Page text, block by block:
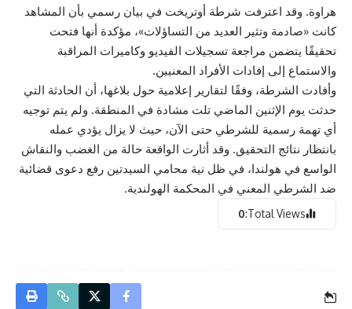
هراوة. وقد اعترفت شرطة أوتريخت في بيان رسمي بأن المشاهد
كانت «صادمة وتثير العديد من التساؤلات»، مؤكدة أنها فتحت
تحقيقًا يتضمن مراجعة تسجيلات الفيديو وكاميرات المراقبة
والاستماع إلى إفادات الأفراد المعنيين.
وأفادت الشرطة، وفقًا لتقارير إعلامية حول بلاغها، أن الحادثة التي
حدثت يوم الإثنين الماضي تلت مشادة في المنطقة. ولم يتم توجيه
أي تهمة رسمية للشرطي حتى الآن، حيث لا يزال يؤدي عمله
بانتظار نتائج التحقيق. وقد أثارت الواقعة حالة من الغضب والنقاش
الواسع في هولندا، في ظل نية محامي السيدتين رفع دعوى قضائية
ضد الشرطي المعني في المحكمة الهولندية.
Total Views:
0